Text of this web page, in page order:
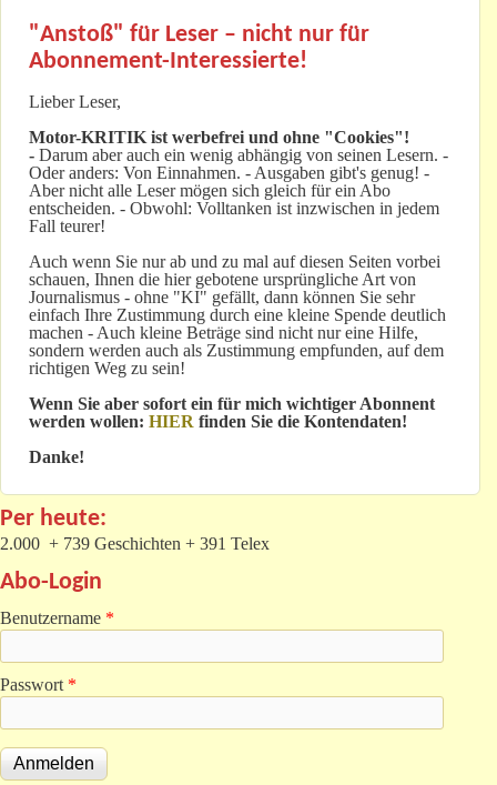
"Anstoß" für Leser – nicht nur für
Abonnement-Interessierte!
Lieber Leser,
Motor-KRITIK ist werbefrei und ohne "Cookies"!
- Darum aber auch ein wenig abhängig von seinen Lesern. -
Oder anders: Von Einnahmen. - Ausgaben gibt's genug! -
Aber nicht alle Leser mögen sich gleich für ein Abo
entscheiden. - Obwohl: Volltanken ist inzwischen in jedem
Fall teurer!
Auch wenn Sie nur ab und zu mal auf diesen Seiten vorbei
schauen, Ihnen die hier gebotene ursprüngliche Art von
Journalismus - ohne "KI" gefällt, dann können Sie sehr
einfach Ihre Zustimmung durch eine kleine Spende deutlich
machen - Auch kleine Beträge sind nicht nur eine Hilfe,
sondern werden auch als Zustimmung empfunden, auf dem
richtigen Weg zu sein!
Wenn Sie aber sofort ein für mich wichtiger Abonnent
werden wollen: HIER finden Sie die Kontendaten!
Danke!
Per heute:
2.000 + 739 Geschichten + 391 Telex
Abo-Login
Benutzername *
Passwort *